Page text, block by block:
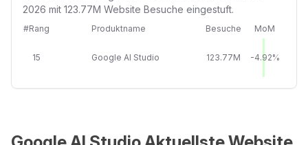
2026 mit 123.77M Website Besuche eingestuft.
#Rang Produktname Besuche MoM
15 Google AI Studio 123.77M -4.92%